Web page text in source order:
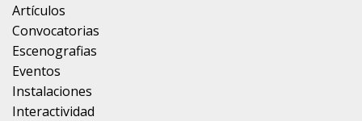
Artículos
Convocatorias
Escenografias
Eventos
Instalaciones
Interactividad